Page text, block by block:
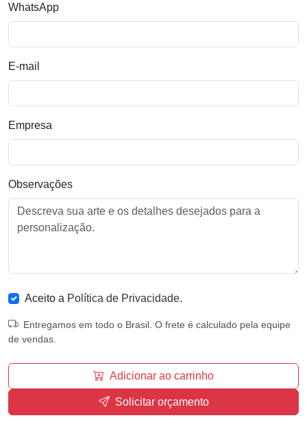
WhatsApp
E-mail
Empresa
Observações
Aceito a Política de Privacidade.
Entregamos em todo o Brasil. O frete é calculado pela equipe
de vendas.
Adicionar ao carrinho
Solicitar orçamento